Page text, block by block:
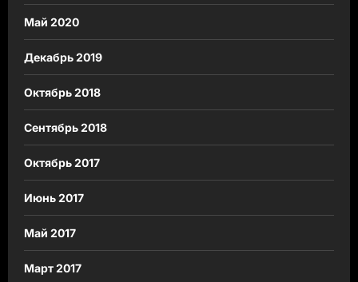
Май 2020
Декабрь 2019
Октябрь 2018
Сентябрь 2018
Октябрь 2017
Июнь 2017
Май 2017
Март 2017